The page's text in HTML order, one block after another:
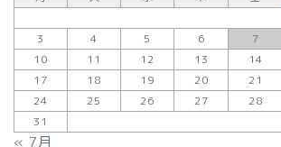
3
4 5 6 7
10
11 12 13 14
17
18 19 20 21
24
25 26 27 28
31
« 7月